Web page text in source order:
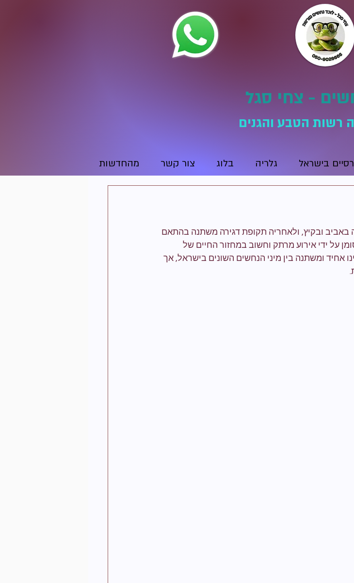
- צחי סגל
רשות הטבע והגנים
בישראל גלריה בלוג צור קשר מהחדשות
באביב ובקיץ, ולאחריה תקופת דגירה משתנה בהתאם
על ידי אירוע מרתק וחשוב במחזור החיים של
אחיד ומשתנה בין מיני הנחשים השונים בישראל, אך